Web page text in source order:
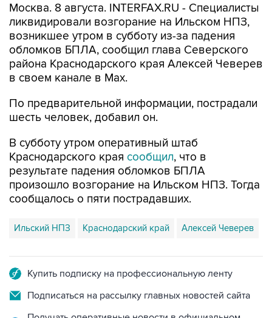
Москва. 8 августа. INTERFAX.RU - Специалисты
ликвидировали возгорание на Ильском НПЗ,
возникшее утром в субботу из-за падения
обломков БПЛА, сообщил глава Северского
района Краснодарского края Алексей Чеверев
в своем канале в Max.
По предварительной информации, пострадали
шесть человек, добавил он.
В субботу утром оперативный штаб
Краснодарского края сообщил, что в
результате падения обломков БПЛА
произошло возгорание на Ильском НПЗ. Тогда
сообщалось о пяти пострадавших.
Ильский НПЗ Краснодарский край Алексей Чеверев
Купить подписку на профессиональную ленту
Подписаться на рассылку главных новостей сайта